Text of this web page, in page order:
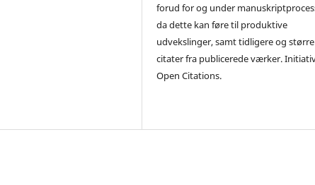
forud for og under
da dette kan føre til produktive
udvekslinger, samt tidligere og større
citater fra publicerede værker.
Open Citations.